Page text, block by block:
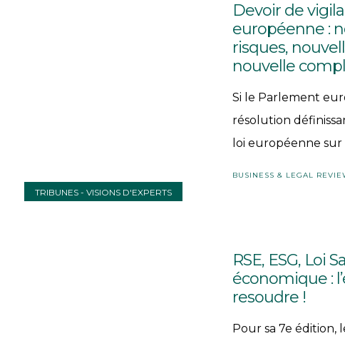
TRIBUNES - VISIONS D'EXPERTS
Devoir de
européenne :
risques,
nouvelle
Si le Parlement
résolution
loi européenne sur
BUSINESS & LEGAL
RSE, ESG, Loi
économique :
resoudre !
Pour sa 7e édition,